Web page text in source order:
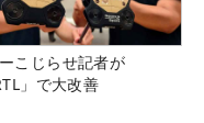
こじらせ記者が
」で大改善